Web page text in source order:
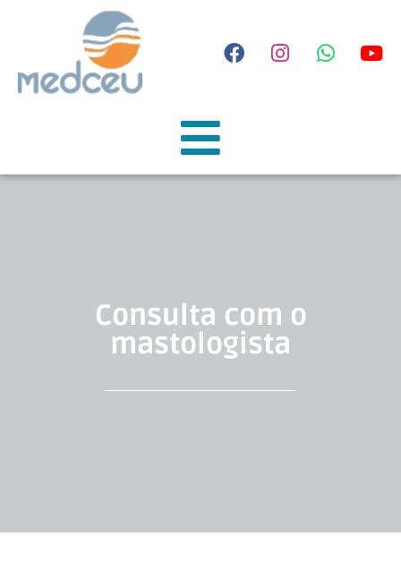
Consulta com o
mastologista